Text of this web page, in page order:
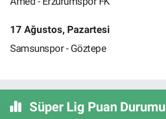
17 Ağustos, Pazartesi
Samsunspor - Göztepe
Süper Lig Puan Durumu